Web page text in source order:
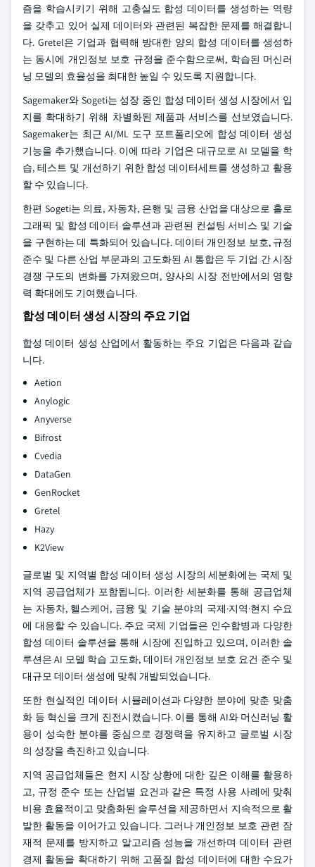
즘을 학습시키기 위해 고충실도 합성 데이터를 생성하는 역량
을 갖추고 있어 실제 데이터와 관련된 복잡한 문제를 해결합니
다. Gretel은 기업과 협력해 방대한 양의 합성 데이터를 생성하
는 동시에 개인정보 보호 규정을 준수함으로써, 학습된 머신러
닝 모델의 효율성을 최대한 높일 수 있도록 지원합니다.
Sagemaker와 Sogeti는 성장 중인 합성 데이터 생성 시장에서 입
지를 확대하기 위해 차별화된 제품과 서비스를 선보였습니다.
Sagemaker는 최근 AI/ML 도구 포트폴리오에 합성 데이터 생성
기능을 추가했습니다. 이에 따라 기업은 대규모로 AI 모델을 학
습, 테스트 및 개선하기 위한 합성 데이터세트를 생성하고 활용
할 수 있습니다.
한편 Sogeti는 의료, 자동차, 은행 및 금융 산업을 대상으로 홀로
그래픽 및 합성 데이터 솔루션과 관련된 컨설팅 서비스 및 기술
을 구현하는 데 특화되어 있습니다. 데이터 개인정보 보호, 규정
준수 및 다른 산업 부문과의 고도화된 AI 통합은 두 기업 간 시장
경쟁 구도의 변화를 가져왔으며, 양사의 시장 전반에서의 영향
력 확대에도 기여했습니다.
합성 데이터 생성 시장의 주요 기업
합성 데이터 생성 산업에서 활동하는 주요 기업은 다음과 같습
니다.
Aetion
Anylogic
Anyverse
Bifrost
Cvedia
DataGen
GenRocket
Gretel
Hazy
K2View
글로벌 및 지역별 합성 데이터 생성 시장의 세분화에는 국제 및
지역 공급업체가 포함됩니다. 이러한 세분화를 통해 공급업체
는 자동차, 헬스케어, 금융 및 기술 분야의 국제·지역·현지 수요
에 대응할 수 있습니다. 주요 국제 기업들은 인수합병과 다양한
합성 데이터 솔루션을 통해 시장에 진입하고 있으며, 이러한 솔
루션은 AI 모델 학습 고도화, 데이터 개인정보 보호 요건 준수 및
대규모 데이터 생성에 맞춰 개발되었습니다.
또한 현실적인 데이터 시뮬레이션과 다양한 분야에 맞춘 맞춤
화 등 혁신을 크게 진전시켰습니다. 이를 통해 AI와 머신러닝 활
용이 성숙한 분야를 중심으로 경쟁력을 유지하고 글로벌 시장
의 성장을 촉진하고 있습니다.
지역 공급업체들은 현지 시장 상황에 대한 깊은 이해를 활용하
고, 규정 준수 또는 산업별 요건과 같은 특정 사용 사례에 맞춰
비용 효율적이고 맞춤화된 솔루션을 제공하면서 지속적으로 활
발한 활동을 이어가고 있습니다. 그러나 개인정보 보호 관련 잠
재적 문제를 방지하고 알고리즘 성능을 개선하며 데이터 관련
경제 활동을 확대하기 위해 고품질 합성 데이터에 대한 수요가